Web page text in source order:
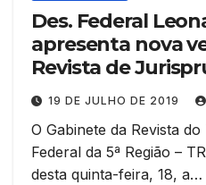
Des. Federal
apresenta nova
Revista de
5ª.19 DE JULHO DE 2019
O Gabinete da Revista
Federal da 5ª Região –
desta quinta-feira, 18, a…